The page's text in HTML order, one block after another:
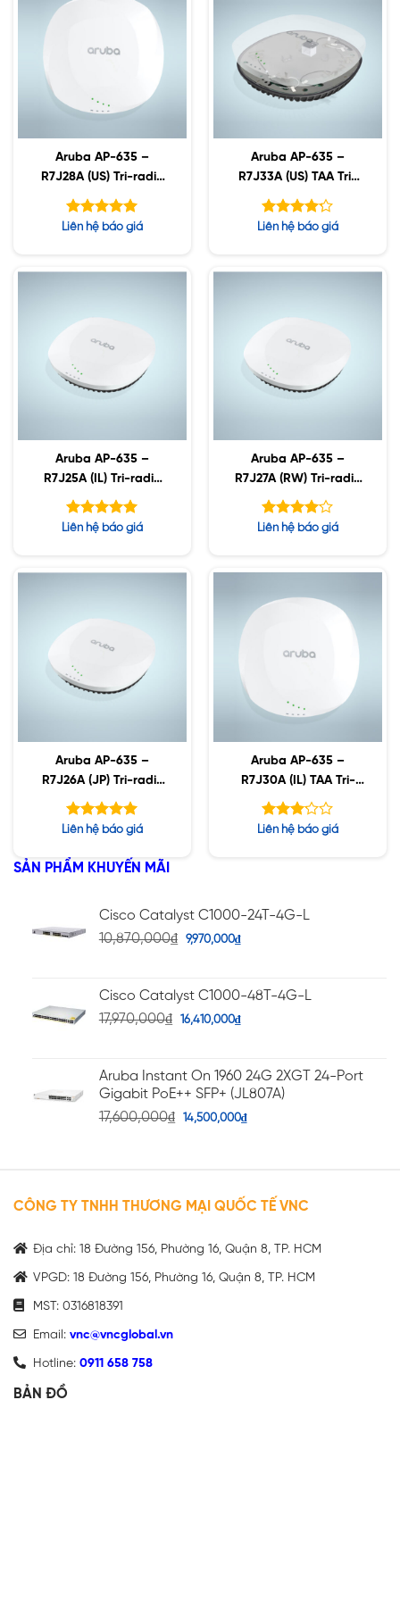
Aruba AP-635 –
R7J28A (US) Tri-radio
Wi-Fi 6E Internal
Antennas Campus A
Được xếp
Liên hệ báo giá
Aruba AP-635 –
R7J33A (US) TAA Tri-
radio Wi-Fi 6E Internal
Antennas Campus A
Được xếp
Liên hệ báo giá
Aruba AP-635 –
R7J25A (IL) Tri-radio
Wi-Fi 6E Internal
Được xếp
Liên hệ báo giá
Aruba AP-635 –
R7J27A (RW) Tri-radio
Wi-Fi 6E Internal
Được
sao
Liên hệ báo giá
Aruba AP-635 –
R7J26A (JP) Tri-radio
Wi-Fi 6E Internal
Antennas Campus A
Được xếp
5 sao
Liên hệ báo giá
Aruba AP-635 –
R7J30A (IL) TAA Tri-
radio Wi-Fi 6E Internal
Antennas Campus A
Được
Liên hệ báo giá
SẢN PHẨM KHUYẾN MÃI
Cisco Catalyst C1000-24T-4G-L
10,870,000₫ 9,970,000₫
Cisco Catalyst C1000-48T-4G-L
17,970,000₫ 16,410,000₫
Aruba Instant On 1960 24G 2XGT 24-Port
Gigabit PoE++ SFP+ (JL807A)
17,600,000₫ 14,500,000₫
CÔNG TY TNHH THƯƠNG MẠI QUỐC TẾ VNC
Địa chỉ: 18 Đường 156, Phường 16, Quận 8, TP. HCM
VPGD: 18 Đường 156, Phường 16, Quận 8, TP. HCM
MST: 0316818391
Email: vnc@vncglobal.vn
Hotline: 0911 658 758
BẢN ĐỒ